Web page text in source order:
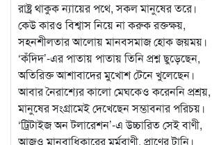
রাষ্ট্র থাকুক ন্যায়ের পথে, সকল মানুষের তরে।
কেউ কারও বিশ্বাস নিয়ে না করুক রক্তক্ষয়,
সহনশীলতার আলোয় মানবসমাজ হোক জয়ময়।
‘কঁদিদ’-এর পাতায় পাতায় তিনি প্রশ্ন ছুড়েছেন,
অতিরিক্ত আশাবাদের মুখোশ টেনে খুলেছেন।
আবার নৈরাশ্যের কালো মেঘকেও করেননি প্রশ্রয়,
মানুষের সংগ্রামেই দেখেছেন সম্ভাবনার পরিচয়।
‘ট্রিটাইজ অন টলারেশন’-এ উচ্চারিত সেই বাণী,
আজও মানবাধিকারের মর্মবাণী, প্রাণের টানি।